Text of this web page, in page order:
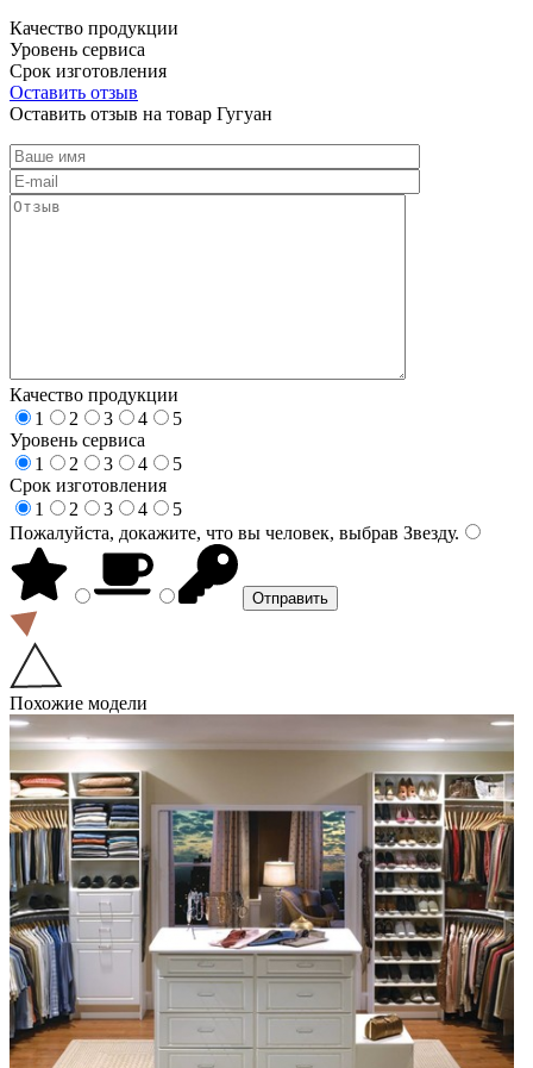
Качество продукции
Уровень сервиса
Срок изготовления
Оставить отзыв
Оставить отзыв на товар Гугуан
Качество продукции
1
2 3 4
5
Уровень сервиса
1
2 3 4
5
Срок изготовления
1
2 3 4
5
Пожалуйста, докажите, что вы человек, выбрав Звезду.
Похожие модели